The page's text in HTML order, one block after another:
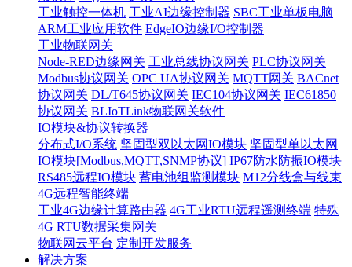
工业触控一体机 工业AI边缘控制器 SBC工业单板电脑
ARM工业应用软件 EdgeIO边缘I/O控制器
工业物联网关
Node-RED边缘网关 工业总线协议网关 PLC协议网关
Modbus协议网关 OPC UA协议网关 MQTT网关 BACnet
协议网关 DL/T645协议网关 IEC104协议网关 IEC61850
协议网关 BLIoTLink物联网关软件
IO模块&协议转换器
分布式I/O系统 坚固型双以太网IO模块 坚固型单以太网
IO模块[Modbus,MQTT,SNMP协议] IP67防水防振IO模块
RS485远程IO模块 蓄电池组监测模块 M12分线盒与线束
4G远程智能终端
工业4G边缘计算路由器 4G工业RTU远程遥测终端 特殊
4G RTU数据采集网关
物联网云平台 定制开发服务
解决方案